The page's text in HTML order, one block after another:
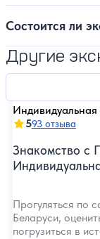
Состоится ли
Другие
593 отзыва
Знакомство с
Прогуляться по
Беларуси,
погрузиться в